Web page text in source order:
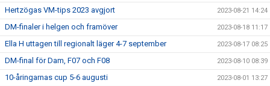
Hertzögas VM-tips 2023 avgjort 2023-08-21 14:24
DM-finaler i helgen och framöver 2023-08-18 11:17
Ella H uttagen till regionalt läger 4-7 september 2023-08-17 08:25
DM-final för Dam, F07 och F08 2023-08-10 08:39
10-åringarnas cup 5-6 augusti 2023-08-01 13:27